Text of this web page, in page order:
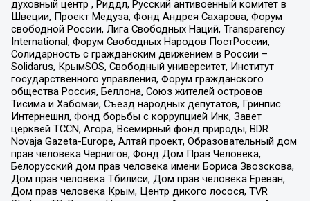
духовный центр , Риддл, Русский антивоенный комитет в
Швеции, Проект Медуза, Фонд Андрея Сахарова, Форум
свободной России, Лига Свободных Наций, Transparеncy
International, Форум Свободных Народов ПостРоссии,
Солидарность с гражданским движением в России –
Solidarus, КрымSOS, Свободный университет, Институт
государственного управления, Форум гражданского
общества Россия, Беллона, Союз жителей островов
Тисима и Хабомаи, Съезд народных депутатов, Гринпис
Интернешнл, Фонд борьбы с коррупцией Инк, Завет
церквей TCCN, Агора, Всемирный фонд природы, BDR
Novaja Gazeta-Europe, Алтай проект, Образовательный дом
прав человека Чернигов, Фонд Дом Прав Человека,
Белорусский дом прав человека имени Бориса Звозскова,
Дом прав человека Тбилиси, Дом прав человека Ереван,
Дом прав человека Крым, Центр дикого лосося, TVR